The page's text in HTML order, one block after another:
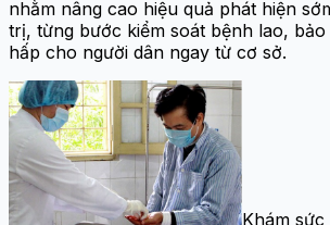
nhằm nâng cao hiệu quả phát hiện
trị, từng bước kiểm soát bệnh lao,
hấp cho người dân ngay từ cơ sở.
Khám